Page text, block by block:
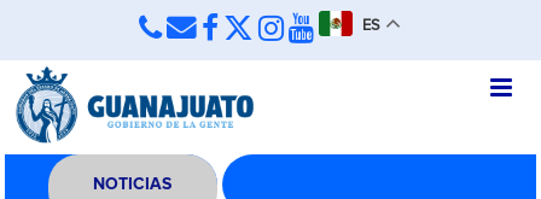
ES
NOTICIAS